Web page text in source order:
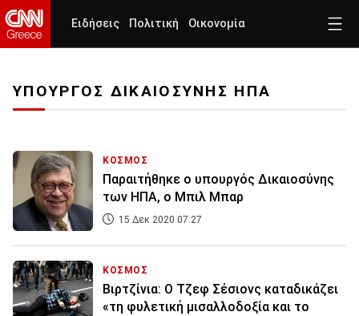
Ειδήσεις Πολιτική Οικονομία
ΥΠΟΥΡΓΟΣ ΔΙΚΑΙΟΣΥΝΗΣ ΗΠΑ
ΚΟΣΜΟΣ
Παραιτήθηκε ο υπουργός Δικαιοσύνης
των ΗΠΑ, ο Μπιλ Μπαρ
15 Δεκ 2020 07:27
ΚΟΣΜΟΣ
Βιρτζίνια: Ο Τζεφ Σέσιονς καταδικάζει
«τη φυλετική μισαλλοδοξία και το